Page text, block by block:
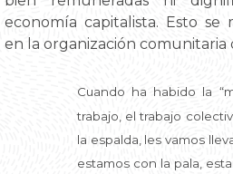
economía capitalista. Esto se
en la organización comunitaria
Cuando ha habido la
trabajo, el trabajo
la espalda, les vamos
estamos con la pala,